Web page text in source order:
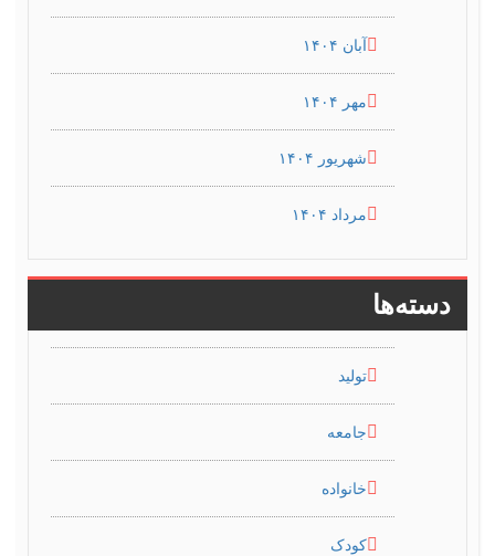
آبان ۱۴۰۴
مهر ۱۴۰۴
شهریور ۱۴۰۴
مرداد ۱۴۰۴
دسته‌ها
تولید
جامعه
خانواده
کودک